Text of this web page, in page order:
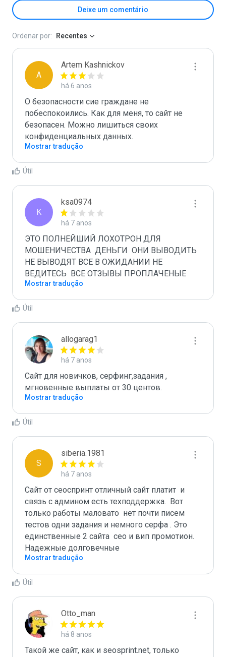
Deixe um comentário
Ordenar por: Recentes
A
Artem Kashnickov
há 6 anos
О безопасности сие граждане не
побеспокоились. Как для меня, то сайт не
безопасен. Можно лишиться своих
конфиденциальных данных.
Mostrar tradução
Útil
K
ksa0974
há 7 anos
ЭТО ПОЛНЕЙШИЙ ЛОХОТРОН ДЛЯ
МОШЕНИЧЕСТВА  ДЕНЬГИ  ОНИ ВЫВОДИТЬ
НЕ ВЫВОДЯТ ВСЕ В ОЖИДАНИИ НЕ
ВЕДИТЕСЬ  ВСЕ ОТЗЫВЫ ПРОПЛАЧЕНЫЕ
Mostrar tradução
Útil
allogarag1
há 7 anos
Сайт для новичков, серфинг,задания ,
мгновенные выплаты от 30 центов.
Mostrar tradução
Útil
S
siberia.1981
há 7 anos
Cайт от сеоспринт отличный сайт платит  и
связь с админом есть техподдержка.  Вот
только работы маловато  нет почти писем
тестов одни задания и немного серфа . Это
единственные 2 сайта  сео и вип промотион.
Надежные долговечные
Mostrar tradução
Útil
Otto_man
há 8 anos
Такой же сайт, как и seosprint.net, только